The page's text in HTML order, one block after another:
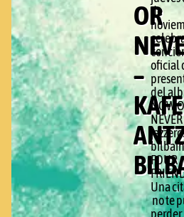
OR
–
KAFE
de
oficial
del
NOW
FOUR
Una
no te
perder.